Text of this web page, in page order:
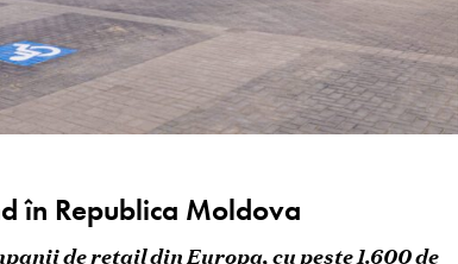
în Republica Moldova
de retail din Europa, cu peste 1.600 de